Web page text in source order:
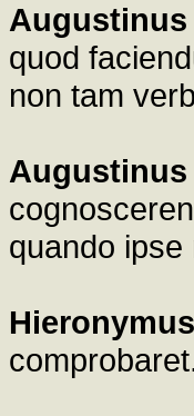
Augustinus
quod
non tam
Augustinus
quando
Hieronymus